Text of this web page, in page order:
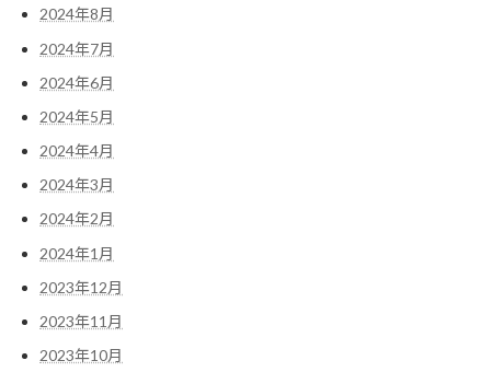
2024年8月
2024年7月
2024年6月
2024年5月
2024年4月
2024年3月
2024年2月
2024年1月
2023年12月
2023年11月
2023年10月